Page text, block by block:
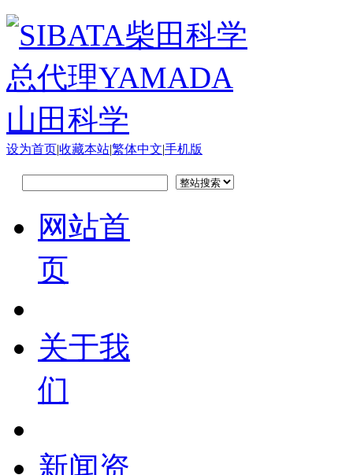
设为首页|收藏本站|繁体中文|手机版
网站首
页
关于我
们
新闻资